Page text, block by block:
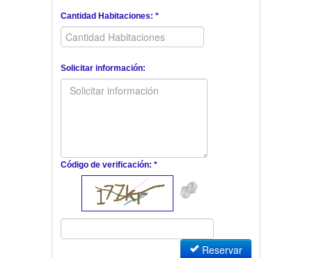
Cantidad Habitaciones: *
Solicitar información:
Código de verificación: *
Reservar